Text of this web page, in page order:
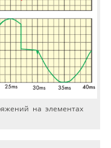
на элементах